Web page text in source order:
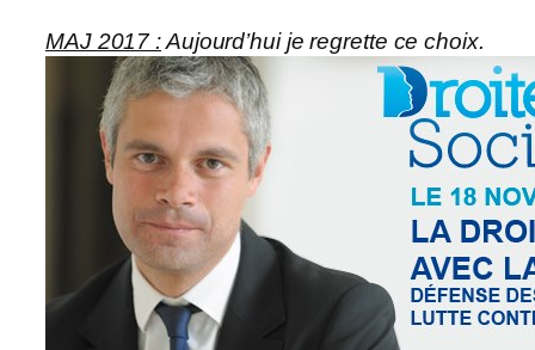
MAJ 2017 :Aujourd’hui je regrette ce choix.